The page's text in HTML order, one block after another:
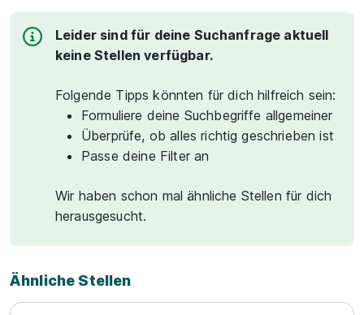
Leider sind für deine Suchanfrage aktuell
keine Stellen verfügbar.
Folgende Tipps könnten für dich hilfreich sein:
Formuliere deine Suchbegriffe allgemeiner
Überprüfe, ob alles richtig geschrieben ist
Passe deine Filter an
Wir haben schon mal ähnliche Stellen für dich
herausgesucht.
Ähnliche Stellen